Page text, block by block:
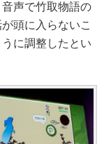
声で竹取物語の
頭に入らないこ
に調整したとい